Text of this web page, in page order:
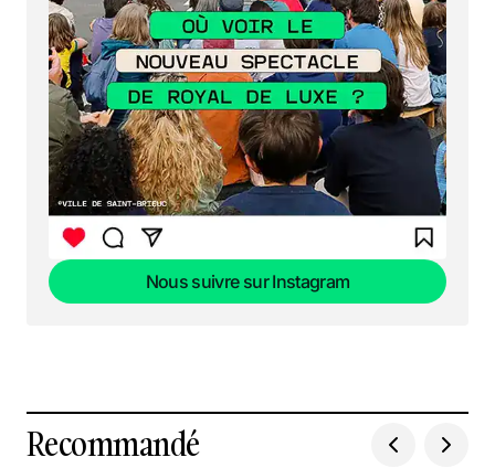
Nous suivre sur Instagram
Recommandé